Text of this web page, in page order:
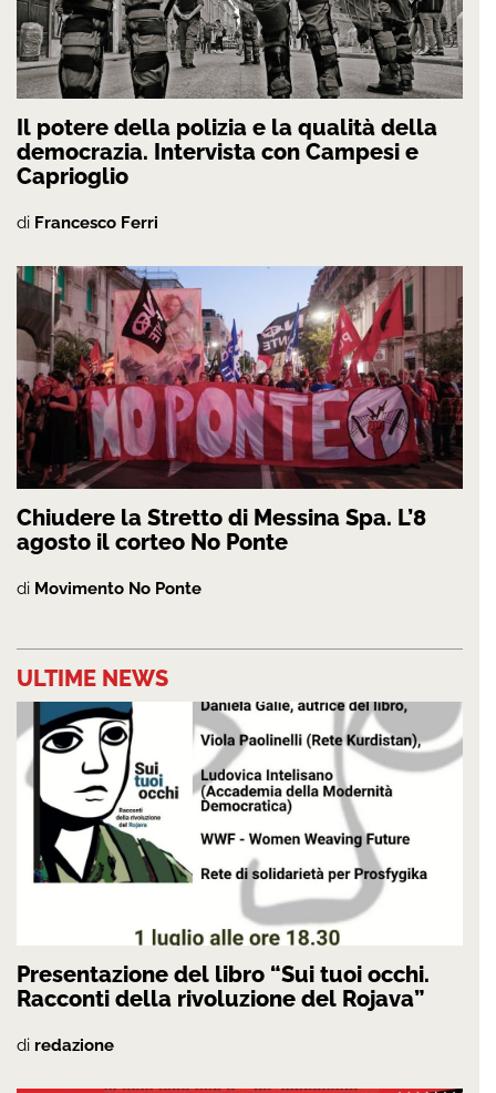
Il potere della polizia e la qualità della
democrazia. Intervista con Campesi e
Caprioglio
di Francesco Ferri
Chiudere la Stretto di Messina Spa. L’8
agosto il corteo No Ponte
di Movimento No Ponte
ULTIME NEWS
Presentazione del libro “Sui tuoi occhi.
Racconti della rivoluzione del Rojava”
di redazione